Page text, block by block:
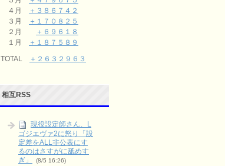
４月
＋３８６７４２
３月
＋１７０８２５
２月
＋６９６１８
１月
＋１８７５８９
TOTAL
＋２６３２９６３
相互RSS
現役設定師さん、L
ゴジエヴァ2に怒り「設
定差をALL非公表にす
るのはさすがに舐めす
ぎ」
(8/5 16:26)